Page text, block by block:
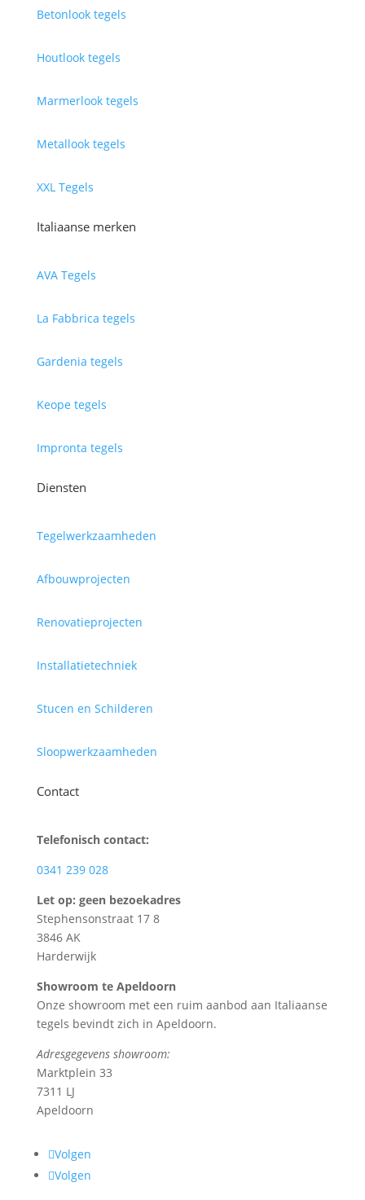
Betonlook tegels
Houtlook tegels
Marmerlook tegels
Metallook tegels
XXL Tegels
Italiaanse merken
AVA Tegels
La Fabbrica tegels
Gardenia tegels
Keope tegels
Impronta tegels
Diensten
Tegelwerkzaamheden
Afbouwprojecten
Renovatieprojecten
Installatietechniek
Stucen en Schilderen
Sloopwerkzaamheden
Contact
Telefonisch contact:
0341 239 028
Let op: geen bezoekadres
Stephensonstraat 17 8
3846 AK
Harderwijk
Showroom te Apeldoorn
Onze showroom met een ruim aanbod aan Italiaanse
tegels bevindt zich in Apeldoorn.
Adresgegevens showroom:
Marktplein 33
7311 LJ
Apeldoorn
Volgen
Volgen